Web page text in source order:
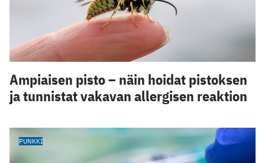
Ampiaisen pisto – näin hoidat pistoksen
ja tunnistat vakavan allergisen reaktion
PUNKKI